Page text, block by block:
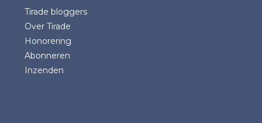
Tirade bloggers
Over Tirade
Honorering
Abonneren
Inzenden